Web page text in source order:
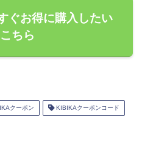
ぐお得に購入したい
ちら
クーポン KIBIKAクーポンコード